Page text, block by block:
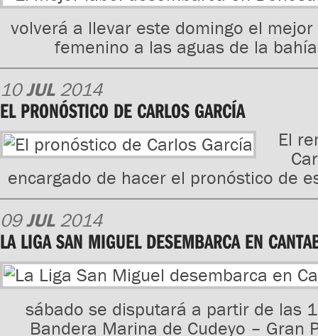
volverá a llevar este domingo el
femenino a las aguas de la
10JUL2014
EL PRONÓSTICO DE CARLOS GARCÍA
El
encargado de hacer el pronóstico de
09JUL2014
LA LIGA SAN MIGUEL DESEMBARCA EN
sábado se disputará a partir de las
Bandera Marina de Cudeyo – Gran